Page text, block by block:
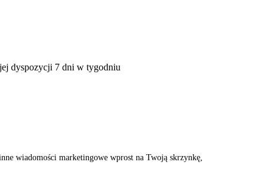
dyspozycji 7 dni w tygodniu
wiadomości marketingowe wprost na Twoją skrzynkę,